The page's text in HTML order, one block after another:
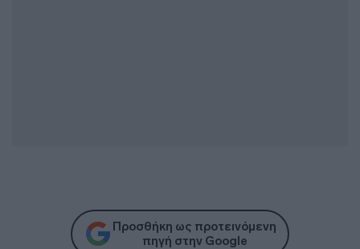
Προσθήκη ως προτεινόμενη
πηγή στην Google